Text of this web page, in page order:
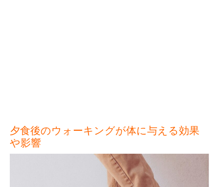
夕食後のウォーキングが体に与える効果
や影響